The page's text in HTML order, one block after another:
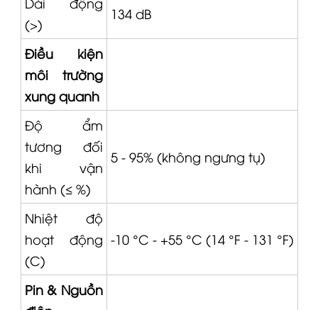
(>)
Điều kiện
môi trường
xung quanh
Độ ẩm
tương đối
khi vận
hành (≤ %)
Nhiệt độ
hoạt động
(C)
Pin & Nguồn
điện